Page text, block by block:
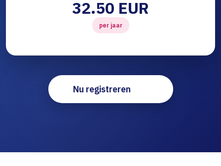
32.50 EUR
per jaar
Nu registreren